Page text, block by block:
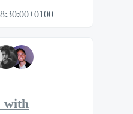
with